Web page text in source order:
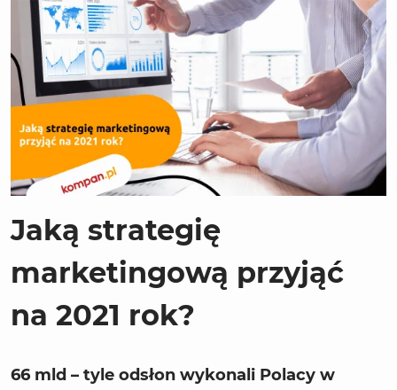
Jaką strategię
marketingową przyjąć
na 2021 rok?
66 mld – tyle odsłon wykonali Polacy w